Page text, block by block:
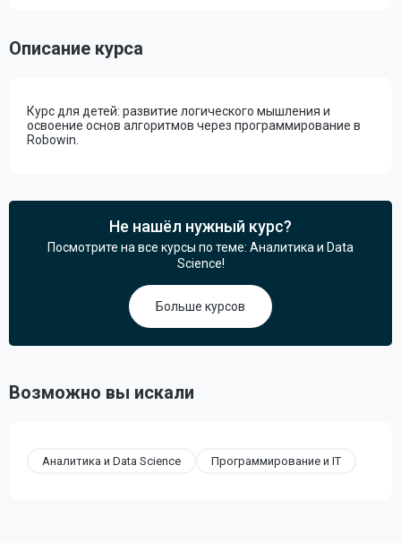
Описание курса
Курс для детей: развитие логического мышления и
освоение основ алгоритмов через программирование в
Robowin.
Не нашёл нужный курс?
Посмотрите на все курсы по теме: Аналитика и Data
Science!
Больше курсов
Возможно вы искали
Аналитика и Data Science Программирование и IT